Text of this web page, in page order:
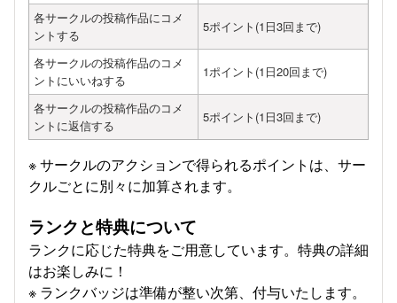
各サークルの投稿作品にコメ
ントする
5ポイント(1日3回まで)
各サークルの投稿作品のコメ
ントにいいねする
1ポイント(1日20回まで)
各サークルの投稿作品のコメ
ントに返信する
5ポイント(1日3回まで)
※ サークルのアクションで得られるポイントは、サー
クルごとに別々に加算されます。
ランクと特典について
ランクに応じた特典をご用意しています。特典の詳細
はお楽しみに！
※ ランクバッジは準備が整い次第、付与いたします。